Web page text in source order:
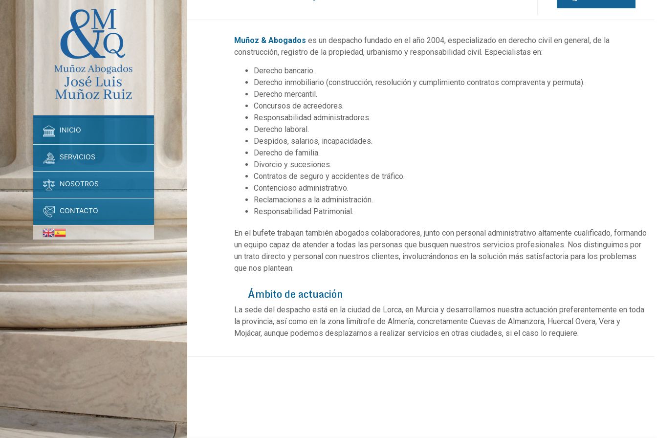
INICIO
SERVICIOS
NOSOTROS
CONTACTO
Muñoz & Abogados es un despacho fundado en el año 2004, especializado en derecho civil en general, de la
construcción, registro de la propiedad, urbanismo y responsabilidad civil. Especialistas en:
Derecho bancario.
Derecho inmobiliario (construcción, resolución y cumplimiento contratos compraventa y permuta).
Derecho mercantil.
Concursos de acreedores.
Responsabilidad administradores.
Derecho laboral.
Despidos, salarios, incapacidades.
Derecho de familia.
Divorcio y sucesiones.
Contratos de seguro y accidentes de tráfico.
Contencioso administrativo.
Reclamaciones a la administración.
Responsabilidad Patrimonial.
En el bufete trabajan también abogados colaboradores, junto con personal administrativo altamente cualificado, formando
un equipo capaz de atender a todas las personas que busquen nuestros servicios profesionales. Nos distinguimos por
un trato directo y personal con nuestros clientes, involucrándonos en la solución más satisfactoria para los problemas
que nos plantean.
Ámbito de actuación
La sede del despacho está en la ciudad de Lorca, en Murcia y desarrollamos nuestra actuación preferentemente en toda
la provincia, así como en la zona limítrofe de Almería, concretamente Cuevas de Almanzora, Huercal Overa, Vera y
Mojácar, aunque podemos desplazarnos a realizar servicios en otras ciudades, si el caso lo requiere.